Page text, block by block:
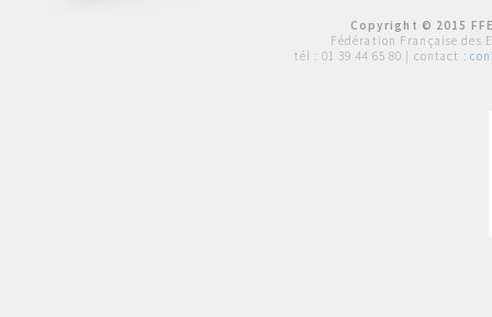
Copyright © 2015
Fédération Française des
tél : 01 39 44 65 80 | contact :